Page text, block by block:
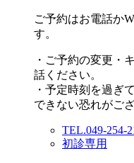
ご予約はお電話か
す。
・ご予約の変更・
話ください。
・予定時刻を過ぎ
できない恐れがご
TEL.049-254-
初診専用